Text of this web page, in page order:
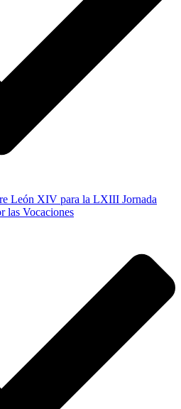
León XIV para la LXIII Jornada
las Vocaciones